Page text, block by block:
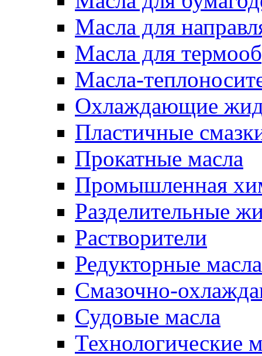
Масла для
Масла для
Масла-
Охлаждающие
Пластичные
Прокатные масла
Промышленная
Разделительные
Растворители
Редукторные масла
Смазочно-
Судовые масла
Технологические